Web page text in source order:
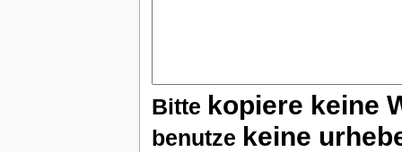
Bitte kopiere keine
benutze keine